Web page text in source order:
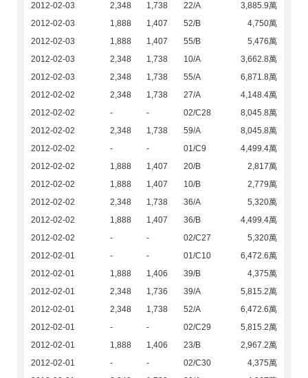
2012-02-03
2,348 1,738 22/A
3,885.9萬
2012-02-03
1,888 1,407 52/B
4,750萬
2012-02-03
1,888 1,407 55/B
5,476萬
2012-02-03
2,348 1,738 10/A
3,662.8萬
2012-02-03
2,348 1,738 55/A
6,871.8萬
2012-02-02
2,348 1,738 27/A
4,148.4萬
2012-02-02
- - 02/C28
8,045.8萬
2012-02-02
2,348 1,738 59/A
8,045.8萬
2012-02-02
- - 01/C9
4,499.4萬
2012-02-02
1,888 1,407 20/B
2,817萬
2012-02-02
1,888 1,407 10/B
2,779萬
2012-02-02
2,348 1,738 36/A
5,320萬
2012-02-02
1,888 1,407 36/B
4,499.4萬
2012-02-02
- - 02/C27
5,320萬
2012-02-01
- - 01/C10
6,472.6萬
2012-02-01
1,888 1,406 39/B
4,375萬
2012-02-01
2,348 1,736 39/A
5,815.2萬
2012-02-01
2,348 1,738 52/A
6,472.6萬
2012-02-01
- - 02/C29
5,815.2萬
2012-02-01
1,888 1,406 23/B
2,967.2萬
2012-02-01
- - 02/C30
4,375萬